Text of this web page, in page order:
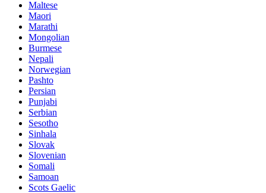
Maltese
Maori
Marathi
Mongolian
Burmese
Nepali
Norwegian
Pashto
Persian
Punjabi
Serbian
Sesotho
Sinhala
Slovak
Slovenian
Somali
Samoan
Scots Gaelic